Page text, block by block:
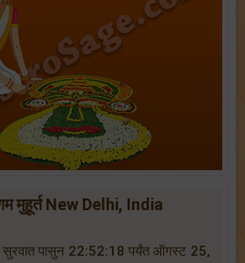
मुहूर्त New Delhi, India
सुरवात पासुन 22:52:18 पर्यंत ऑगस्ट 25,